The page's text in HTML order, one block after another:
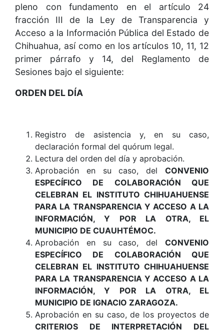
pleno con fundamento en el artículo 24
fracción III de la Ley de Transparencia y
Acceso a la Información Pública del Estado de
Chihuahua, así como en los artículos 10, 11, 12
primer párrafo y 14, del Reglamento de
Sesiones bajo el siguiente:
ORDEN DEL DÍA
Registro de asistencia y, en su caso,
declaración formal del quórum legal.
Lectura del orden del día y aprobación.
Aprobación en su caso, del CONVENIO
ESPECÍFICO DE COLABORACIÓN QUE
CELEBRAN EL INSTITUTO CHIHUAHUENSE
PARA LA TRANSPARENCIA Y ACCESO A LA
INFORMACIÓN, Y POR LA OTRA,EL
MUNICIPIO DE CUAUHTÉMOC.
Aprobación en su caso, del CONVENIO
ESPECÍFICO DE COLABORACIÓN QUE
CELEBRAN EL INSTITUTO CHIHUAHUENSE
PARA LA TRANSPARENCIA Y ACCESO A LA
INFORMACIÓN, Y POR LA OTRA,EL
MUNICIPIO DE IGNACIO ZARAGOZA.
Aprobación en su caso, de los proyectos de
CRITERIOS DE INTERPRETACIÓN DEL